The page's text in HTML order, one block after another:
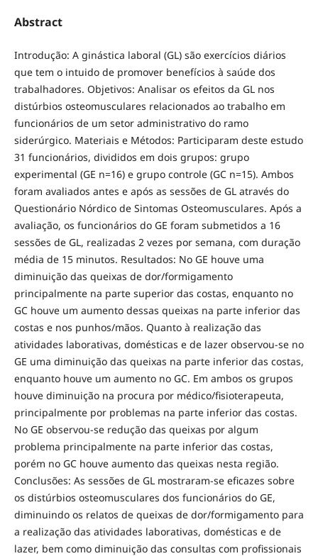
Abstract
Introdução: A ginástica laboral (GL) são exercícios diários
que tem o intuido de promover benefícios à saúde dos
trabalhadores. Objetivos: Analisar os efeitos da GL nos
distúrbios osteomusculares relacionados ao trabalho em
funcionários de um setor administrativo do ramo
siderúrgico. Materiais e Métodos: Participaram deste estudo
31 funcionários, divididos em dois grupos: grupo
experimental (GE n=16) e grupo controle (GC n=15). Ambos
foram avaliados antes e após as sessões de GL através do
Questionário Nórdico de Sintomas Osteomusculares. Após a
avaliação, os funcionários do GE foram submetidos a 16
sessões de GL, realizadas 2 vezes por semana, com duração
média de 15 minutos. Resultados: No GE houve uma
diminuição das queixas de dor/formigamento
principalmente na parte superior das costas, enquanto no
GC houve um aumento dessas queixas na parte inferior das
costas e nos punhos/mãos. Quanto à realização das
atividades laborativas, domésticas e de lazer observou-se no
GE uma diminuição das queixas na parte inferior das costas,
enquanto houve um aumento no GC. Em ambos os grupos
houve diminuição na procura por médico/fisioterapeuta,
principalmente por problemas na parte inferior das costas.
No GE observou-se redução das queixas por algum
problema principalmente na parte inferior das costas,
porém no GC houve aumento das queixas nesta região.
Conclusões: As sessões de GL mostraram-se eficazes sobre
os distúrbios osteomusculares dos funcionários do GE,
diminuindo os relatos de queixas de dor/formigamento para
a realização das atividades laborativas, domésticas e de
lazer, bem como diminuição das consultas com profissionais